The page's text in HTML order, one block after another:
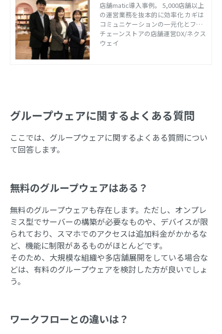
店舗matic導入事例。 5,000店舗以上
の運営業務を抜本的に効率化 カギは
コミュニケーションの一元化とフォ
ーマット化
チェーンストアの店舗運営DX/ネクス
ウェイ
グループウェアに関するよくある質問
ここでは、グループウェアに関するよくある質問につい
て回答します。
無料のグループウェアはある？
無料のグループウェアも存在します。ただし、オンプレ
ミス型でサーバーの構築が必要なものや、デバイスが限
られており、スマホでのアクセスは追加料金がかかるな
ど、機能に制限があるものがほとんどです。
そのため、大規模な組織や多店舗展開をしている場合な
どは、有料のグループウェアを検討した方が良いでしょ
う。
ワークフローとの違いは？